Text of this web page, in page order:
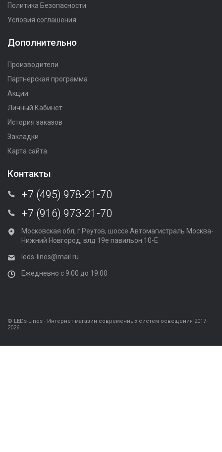
Политика Безопасности
Условия соглашения
Дополнительно
Производители
Партнерская программа
Акции
Личный Кабинет
История заказов
Закладки
Карта сайта
Контакты
+7 (495) 978-21-70
+7 (916) 973-21-70
Московская обл, г Реутов, шоссе Автомагистраль Москва-
Нижний Новгород, влд 19е павильон 10-Е
leds-lines@mail.ru
Ежедневно с 9.00 до 19.00
© LEDs-Lines - Интернет-магазин современных систем освещения 2017-
2026